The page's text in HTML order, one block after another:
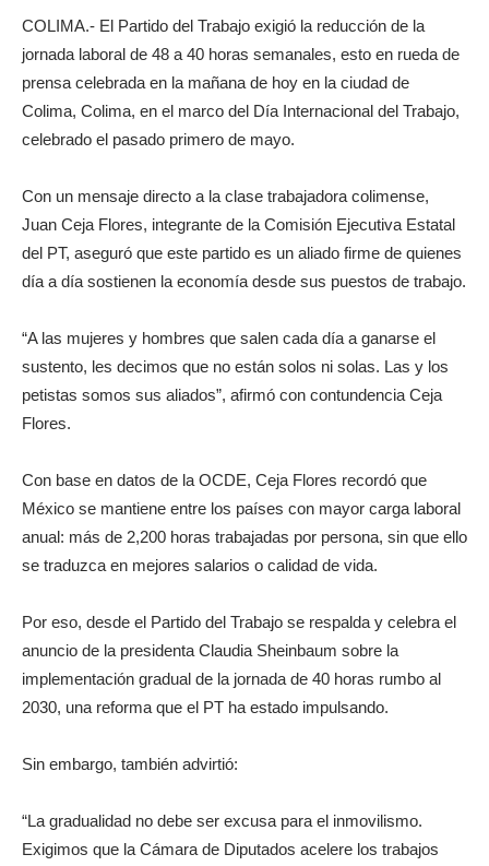
COLIMA.- El Partido del Trabajo exigió la reducción de la
jornada laboral de 48 a 40 horas semanales, esto en rueda de
prensa celebrada en la mañana de hoy en la ciudad de
Colima, Colima, en el marco del Día Internacional del Trabajo,
celebrado el pasado primero de mayo.
Con un mensaje directo a la clase trabajadora colimense,
Juan Ceja Flores, integrante de la Comisión Ejecutiva Estatal
del PT, aseguró que este partido es un aliado firme de quienes
día a día sostienen la economía desde sus puestos de trabajo.
“A las mujeres y hombres que salen cada día a ganarse el
sustento, les decimos que no están solos ni solas. Las y los
petistas somos sus aliados”, afirmó con contundencia Ceja
Flores.
Con base en datos de la OCDE, Ceja Flores recordó que
México se mantiene entre los países con mayor carga laboral
anual: más de 2,200 horas trabajadas por persona, sin que ello
se traduzca en mejores salarios o calidad de vida.
Por eso, desde el Partido del Trabajo se respalda y celebra el
anuncio de la presidenta Claudia Sheinbaum sobre la
implementación gradual de la jornada de 40 horas rumbo al
2030, una reforma que el PT ha estado impulsando.
Sin embargo, también advirtió:
“La gradualidad no debe ser excusa para el inmovilismo.
Exigimos que la Cámara de Diputados acelere los trabajos